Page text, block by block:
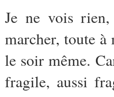
Je ne vois
marcher, toute
le soir même.
fragile, aussi